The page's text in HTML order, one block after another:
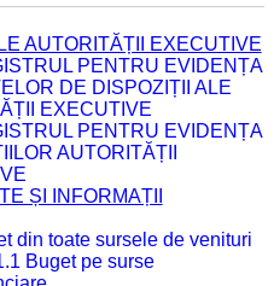
AUTORITĂȚII EXECUTIVE
PENTRU EVIDENȚA
DE DISPOZIȚII ALE
EXECUTIVE
PENTRU EVIDENȚA
AUTORITĂȚII
ȘI INFORMAȚII
din toate sursele de venituri
Buget pe surse